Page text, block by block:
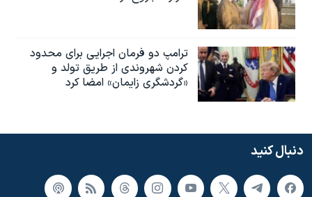
ترامپ دو فرمان اجرایی برای محدود
کردن شهروندی از طریق تولد و
«گردشگری زایمان» امضا کرد
دنبال کنید